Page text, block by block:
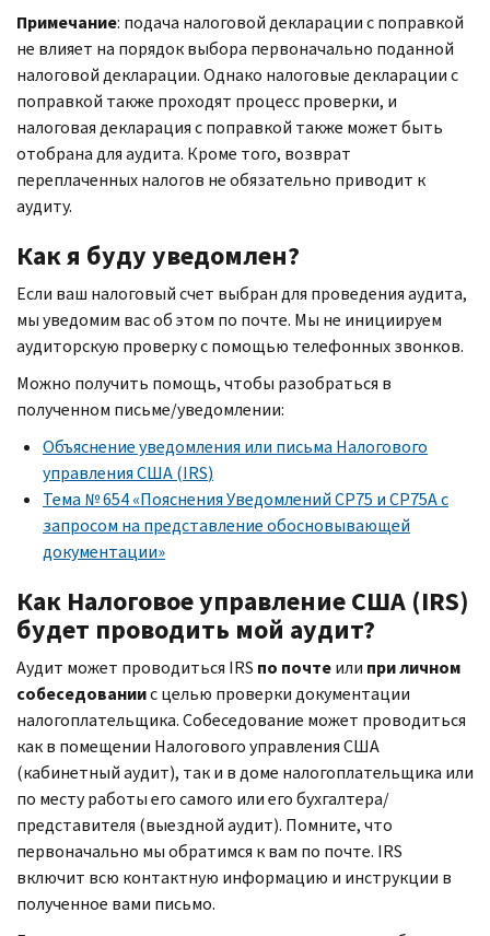
Примечание: подача налоговой декларации с поправкой
не влияет на порядок выбора первоначально поданной
налоговой декларации. Однако налоговые декларации с
поправкой также проходят процесс проверки, и
налоговая декларация с поправкой также может быть
отобрана для аудита. Кроме того, возврат
переплаченных налогов не обязательно приводит к
аудиту.
Как я буду уведомлен?
Если ваш налоговый счет выбран для проведения аудита,
мы уведомим вас об этом по почте. Мы не инициируем
аудиторскую проверку с помощью телефонных звонков.
Можно получить помощь, чтобы разобраться в
полученном письме/уведомлении:
Объяснение уведомления или письма Налогового
управления США (IRS)
Тема № 654 «Пояснения УведомленийCP75 иCP75Aс
запросом на представление обосновывающей
документации»
Как Налоговое управление США (IRS)
будет проводить мой аудит?
Аудит может проводиться IRS по почтеили при личном
собеседованиис целью проверки документации
налогоплательщика. Собеседование может проводиться
как в помещении Налогового управления США
(кабинетный аудит), так и в доме налогоплательщика или
по месту работы его самого или его бухгалтера/
представителя (выездной аудит). Помните, что
первоначально мы обратимся к вам по почте. IRS
включит всю контактную информацию и инструкции в
полученное вами письмо.